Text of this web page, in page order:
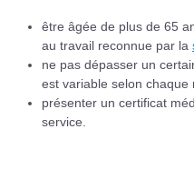
être âgée de plus de 65
au travail reconnue par la
ne pas dépasser un
est variable selon chaque
présenter un certificat
service.